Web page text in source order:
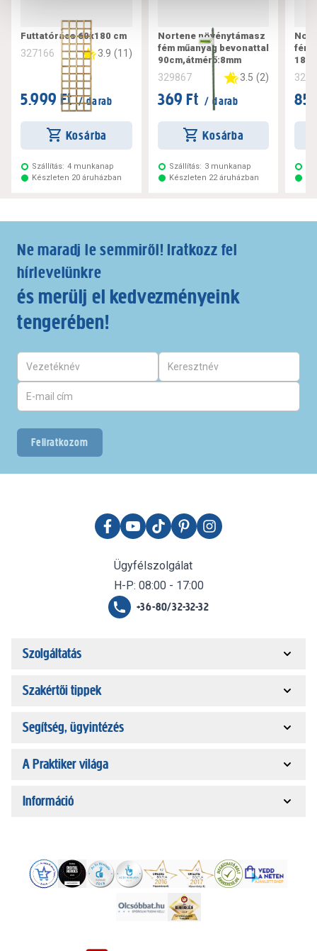
Futtatórács 60x180 cm
327166 3.9 (11)
5.999 Ft / darab
Kosárba
Szállítás: 4 munkanap
Készleten 20 áruházban
Nortene növénytámasz
fém műanyag bevonattal
90cm,átmérő:8mm
329867 3.5 (2)
369 Ft / darab
Kosárba
Szállítás: 3 munkanap
Készleten 22 áruházban
fém
Ne maradj le semmiről! Iratkozz fel
hírlevelünkre
és merülj el kedvezményeink
tengerében!
Feliratkozom
Ügyfélszolgálat
H-P: 08:00 - 17:00
+36-80/32-32-32
Szolgáltatás
Szakértői tippek
Segítség, ügyintézés
A Praktiker világa
Információ